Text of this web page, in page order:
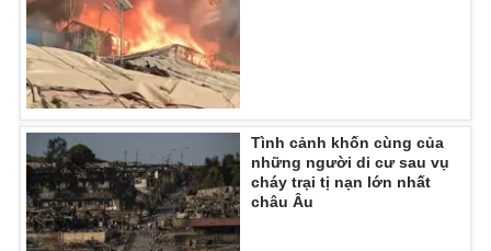
® Cấm sao chép dưới mọi hình thức nếu không có sự chấp
thuận bằng văn bản. Ghi rõ nguồn VTV.vn khi phát hành lại
thông tin từ website này.
Tình cảnh khốn cùng của
những người di cư sau vụ
cháy trại tị nạn lớn nhất
châu Âu